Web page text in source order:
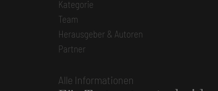
Kategorie
Team
Herausgeber & Autoren
Partner
Alle Informationen